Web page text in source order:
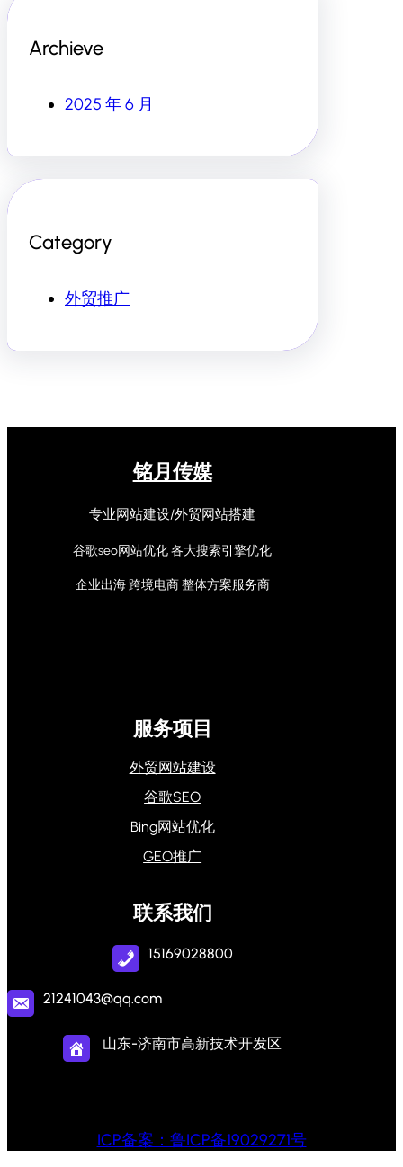
Archieve
2025 年 6 月
Category
外贸推广
铭月传媒
专业网站建设/外贸网站搭建
谷歌seo网站优化 各大搜索引擎优化
企业出海 跨境电商 整体方案服务商
服务项目
外贸网站建设
谷歌SEO
Bing网站优化
GEO推广
联系我们
15169028800
21241043@qq.com
山东-济南市高新技术开发区
ICP备案：鲁ICP备19029271号